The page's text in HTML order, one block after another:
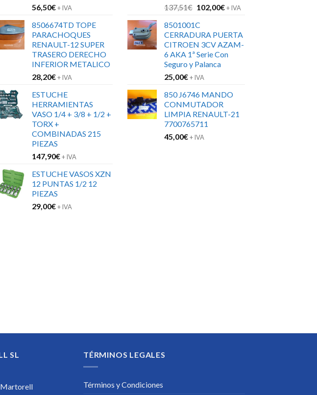
56,50€+ IVA
8506674TD TOPE
PARACHOQUES
RENAULT-12 SUPER
TRASERO DERECHO
INFERIOR METALICO
28,20€+ IVA
ESTUCHE
HERRAMIENTAS
VASO 1/4 + 3/8 + 1/2 +
TORX +
COMBINADAS 215
PIEZAS
147,90€+ IVA
ESTUCHE VASOS XZN
12 PUNTAS 1/2 12
PIEZAS
29,00€+ IVA
137,51€ El
original
era:
137,51€.
102,00€El
es:
102,00€.
+ IVA
8501001C
CERRADURA PUERTA
CITROEN 3CV AZAM-
6 AKA 1ª Serie Con
Seguro y Palanca
25,00€+ IVA
850 J6746 MANDO
CONMUTADOR
LIMPIA RENAULT-21
7700765711
45,00€+ IVA
SL
Martorell
TÉRMINOS LEGALES
Términos y Condiciones